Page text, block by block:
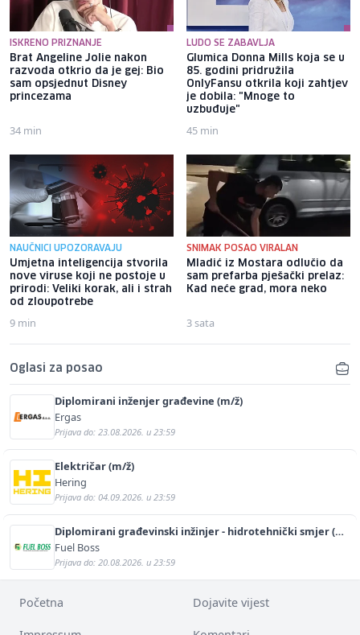
ISKRENO PRIZNANJE
Brat Angeline Jolie nakon
razvoda otkrio da je gej: Bio
sam opsjednut Disney
princezama
34 min
LUDO SE ZABAVLJA
Glumica Donna Mills koja se u
85. godini pridružila
OnlyFansu otkrila koji zahtjev
je dobila: "Mnoge to
uzbuđuje"
45 min
NAUČNICI UPOZORAVAJU
Umjetna inteligencija stvorila
nove viruse koji ne postoje u
prirodi: Veliki korak, ali i strah
od zloupotrebe
9 min
SNIMAK POSAO VIRALAN
Mladić iz Mostara odlučio da
sam prefarba pješački prelaz:
Kad neće grad, mora neko
3 sata
Oglasi za posao
Diplomirani inženjer građevine (m/ž)
Ergas
Prijava do: 23.08.2026. u 23:59
Električar (m/ž)
Hering
Prijava do: 04.09.2026. u 23:59
Diplomirani građevinski inžinjer - hidrotehnički smjer (m/
ž)
Fuel Boss
Prijava do: 20.08.2026. u 23:59
Početna Dojavite vijest